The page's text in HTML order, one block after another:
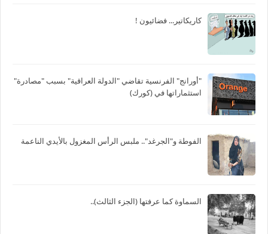
كاريكاتير... فضائيون !
"أورانج" الفرنسية تقاضي "الدولة العراقية" بسبب "مصادرة"
استثماراتها في (كورك)
الفوطة و"الجرغد".. ملبس الرأس المغزول بالأيدي الناعمة
السماوة كما عرفتها (الجزء الثالث)..